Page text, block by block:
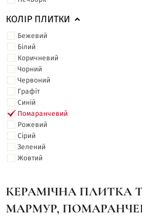
КОЛІР ПЛИТКИ
Бежевий
Білий
Коричневий
Чорний
Червоний
Графіт
Синій
Помаранчевий
Рожевий
Сірий
Зелений
Жовтий
КЕРАМІЧНА ПЛИТКА
МАРМУР,